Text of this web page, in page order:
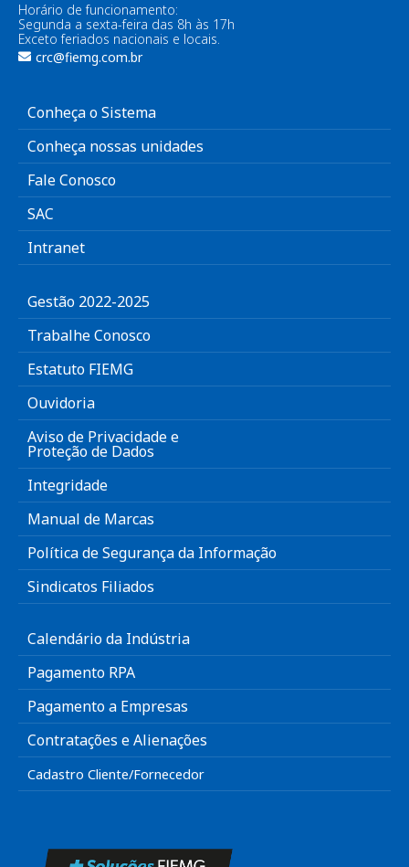
Horário de funcionamento:
Segunda a sexta-feira das 8h às 17h
Exceto feriados nacionais e locais.
crc@fiemg.com.br
Conheça o Sistema
Conheça nossas unidades
Fale Conosco
SAC
Intranet
Gestão 2022-2025
Trabalhe Conosco
Estatuto FIEMG
Ouvidoria
Aviso de Privacidade e
Proteção de Dados
Integridade
Manual de Marcas
Política de Segurança da Informação
Sindicatos Filiados
Calendário da Indústria
Pagamento RPA
Pagamento a Empresas
Contratações e Alienações
Cadastro Cliente/Fornecedor